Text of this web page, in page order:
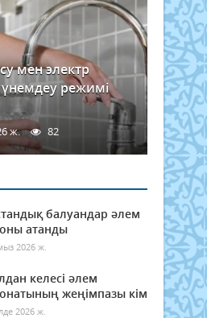
мен электр
режимі
ж. 82
балуандар әлем
атанды
2026 ж.
келесі әлем
жеңімпазы кім
2026 ж.